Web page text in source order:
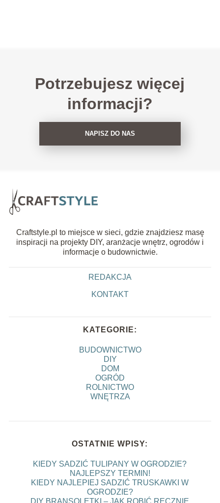
Potrzebujesz więcej
informacji?
NAPISZ DO NAS
Craftstyle.pl to miejsce w sieci, gdzie znajdziesz masę
inspiracji na projekty DIY, aranżacje wnętrz, ogrodów i
informacje o budownictwie.
REDAKCJA
KONTAKT
KATEGORIE:
BUDOWNICTWO
DIY
DOM
OGRÓD
ROLNICTWO
WNĘTRZA
OSTATNIE WPISY:
KIEDY SADZIĆ TULIPANY W OGRODZIE?
NAJLEPSZY TERMIN!
KIEDY NAJLEPIEJ SADZIĆ TRUSKAWKI W
OGRODZIE?
DIY BRANSOLETKI – JAK ROBIĆ RĘCZNIE